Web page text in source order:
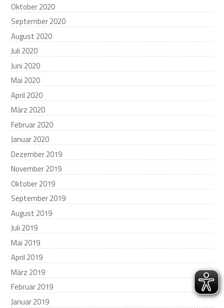
Oktober 2020
September 2020
August 2020
Juli 2020
Juni 2020
Mai 2020
April 2020
März 2020
Februar 2020
Januar 2020
Dezember 2019
November 2019
Oktober 2019
September 2019
August 2019
Juli 2019
Mai 2019
April 2019
März 2019
Februar 2019
Januar 2019